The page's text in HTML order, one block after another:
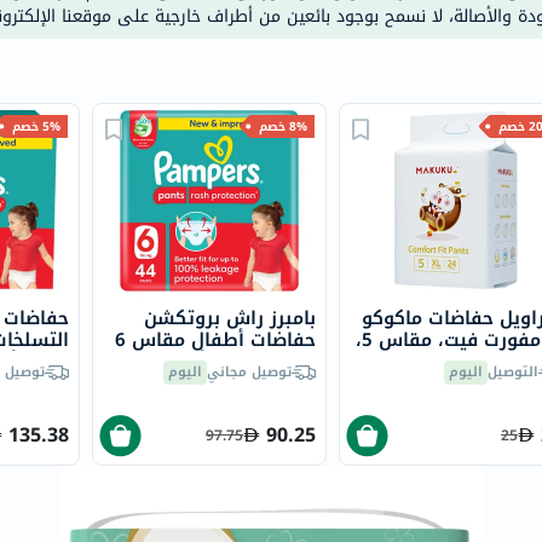
خسارة
صحي
روتيني
باقة
القلب
الصحي
Original
اختبار
التحسس
الحالة
الصحية
والشعر
والأصالة، لا نسمح بوجود بائعين من أطراف خارجية على موقعنا
5% خصم
حفاضات
كجم فأكثر)
135.38
8% خصم
بامبرز راش بروتكشن
حفاضات أطفال مقاس 6
من 16 كجم فأكثر، حزمة
من 44توصيل مجاني اليوم
90.25
97.75
حفاضات ماكوكو
كومفورت فيت، مقاس 5،
التوصيل اليوم
25